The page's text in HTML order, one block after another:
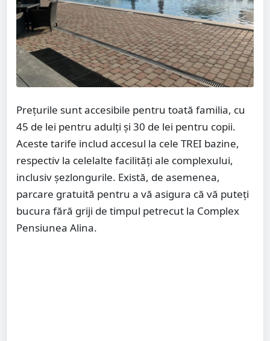
Prețurile sunt accesibile pentru toată familia, cu
45 de lei pentru adulți și 30 de lei pentru copii.
Aceste tarife includ accesul la cele TREI bazine,
respectiv la celelalte facilități ale complexului,
inclusiv șezlongurile. Există, de asemenea,
parcare gratuită pentru a vă asigura că vă puteți
bucura fără griji de timpul petrecut la Complex
Pensiunea Alina.